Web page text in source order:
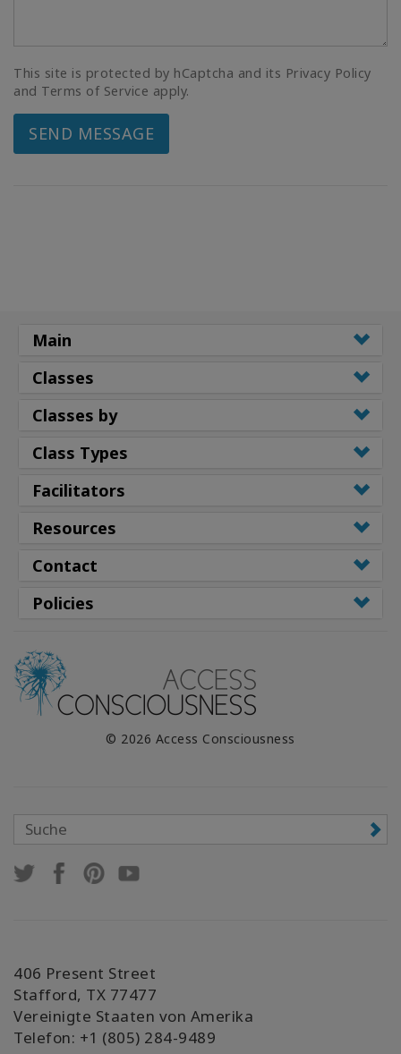
This site is protected by hCaptcha and its Privacy Policy
and Terms of Service apply.
SEND MESSAGE
Main
Classes
Classes by
Class Types
Facilitators
Resources
Contact
Policies
© 2026 Access Consciousness
406 Present Street
Stafford, TX 77477
Vereinigte Staaten von Amerika
Telefon: +1 (805) 284-9489